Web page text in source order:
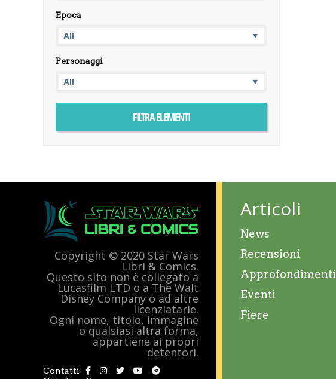
Epoca
Personaggi
Copyright © 2020 Star Wars
Libri & Comics.
Questo sito non è collegato a
Lucasfilm LTD o a The Walt
Disney Company o ad altre
licenziatarie.
Ogni nome, titolo, immagine
o qualsiasi altra forma,
appartiene ai propri
detentori.
Contatti
Articoli
News
Recensioni
Approfondimenti
Eventi
Fiere